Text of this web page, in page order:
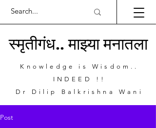
स्मृतीगंध.. माझ्या मनातला
Knowledge is Wisdom..
INDEED !!
Dr Dilip Balkrishna Wani
Post